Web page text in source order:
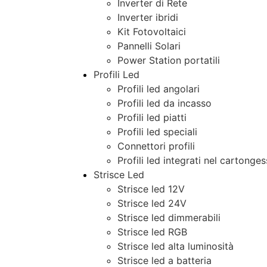
Inverter di Rete
Inverter ibridi
Kit Fotovoltaici
Pannelli Solari
Power Station portatili
Profili Led
Profili led angolari
Profili led da incasso
Profili led piatti
Profili led speciali
Connettori profili
Profili led integrati nel
Strisce Led
Strisce led 12V
Strisce led 24V
Strisce led dimmerabili
Strisce led RGB
Strisce led alta luminosità
Strisce led a batteria